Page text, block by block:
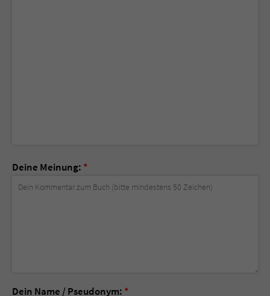
Deine Meinung: *
Dein Name / Pseudonym: *